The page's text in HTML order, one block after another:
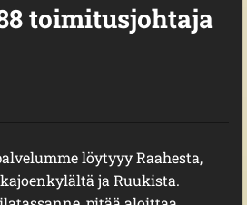
toimitusjohtaja
löytyyy Raahesta,
ja Ruukista.